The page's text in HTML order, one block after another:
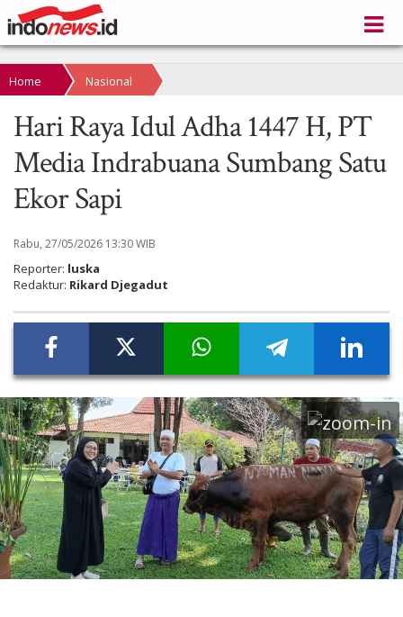
Home Nasional
Hari Raya Idul Adha 1447 H, PT
Media Indrabuana Sumbang Satu
Ekor Sapi
Rabu, 27/05/2026 13:30 WIB
Reporter: luska
Redaktur: Rikard Djegadut